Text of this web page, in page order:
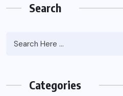
Search
Categories